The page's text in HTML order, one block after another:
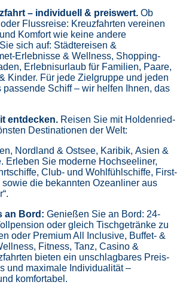
– individuell & preiswert. Ob
Flussreise: Kreuzfahrten vereinen
Komfort wie keine andere
sich auf: Städtereisen &
Erlebnisse & Wellness, Shopping-
Erlebnisurlaub für Familien, Paare,
Kinder. Für jede Zielgruppe und jeden
passende Schiff – wir helfen Ihnen, das
entdecken. Reisen Sie mit Holdenried-
Destinationen der Welt:
Nordland & Ostsee, Karibik, Asien &
Erleben Sie moderne Hochseeliner,
Club- und Wohlfühlschiffe, First-
die bekannten Ozeanliner aus
an Bord: Genießen Sie an Bord: 24-
oder gleich Tischgetränke zu
oder Premium All Inclusive, Buffet- &
Fitness, Tanz, Casino &
bieten ein unschlagbares Preis-
und maximale Individualität –
komfortabel.